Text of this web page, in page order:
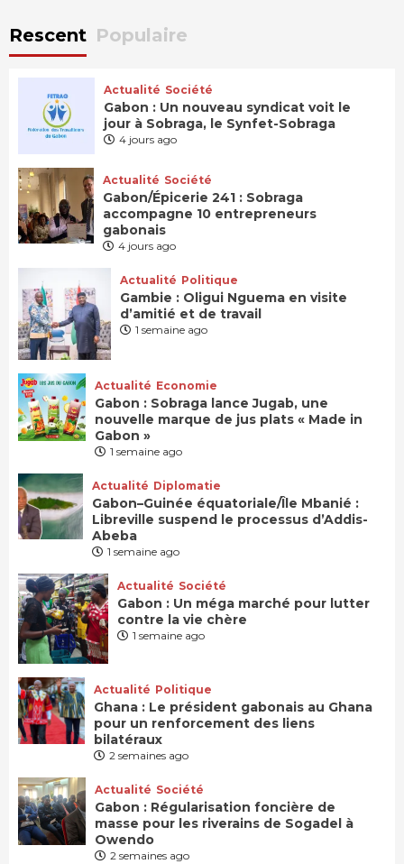
Rescent Populaire
Actualité Société
Gabon : Un nouveau syndicat voit le
jour à Sobraga, le Synfet-Sobraga
4 jours ago
Actualité Société
Gabon/Épicerie 241 : Sobraga
accompagne 10 entrepreneurs
gabonais
4 jours ago
Actualité Politique
Gambie : Oligui Nguema en visite
d’amitié et de travail
1 semaine ago
Actualité Economie
Gabon : Sobraga lance Jugab, une
nouvelle marque de jus plats « Made in
Gabon »
1 semaine ago
Actualité Diplomatie
Gabon–Guinée équatoriale/Île Mbanié :
Libreville suspend le processus d’Addis-
Abeba
1 semaine ago
Actualité Société
Gabon : Un méga marché pour lutter
contre la vie chère
1 semaine ago
Actualité Politique
Ghana : Le président gabonais au Ghana
pour un renforcement des liens
bilatéraux
2 semaines ago
Actualité Société
Gabon : Régularisation foncière de
masse pour les riverains de Sogadel à
Owendo
2 semaines ago